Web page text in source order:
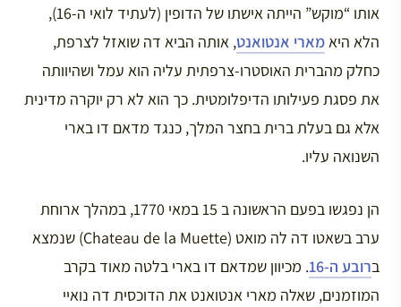
אותו “מוקש” הייתה אישתו של הדופין (לעתיד לואי ה-16),
הלא היאמארי אנטואנט, אותה הביא דה שואזל לצרפת,
כחלק מהברית האוסטרו-צרפתית עליה הוא עמל ושהיוותה
את פסגת פעילותו הדיפלומטית. כך הוא לא רק יוקרה מדינית
אלא גם בעלת ברית בחצר המלך, כנגד מדאם דו בארי
השנואה עליו.
הן נפגשו בפעם הראשונה ב 15 במאי 1770, במהלך ארוחת
ערב בשאטו דה לה מואט (Chateau de la Muette) שנמצא
ברובע ה-16
. מכיוון שמדאם דו בארי בלטה מאוד בקרב
המוזמנים, שאלה מארי אנטואנט את הדוכסית דה נואיי